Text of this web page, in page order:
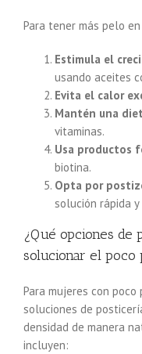
Para tener más pelo
Estimula el
usando aceites
Evita el calor
Mantén una
vitaminas.
Usa productos
biotina.
Opta por
solución rápida
¿Qué opciones de
solucionar el poco
Para mujeres con
soluciones de
densidad de manera
incluyen: